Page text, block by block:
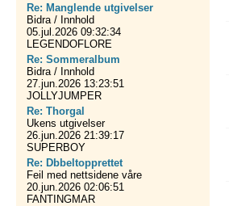
Re: Manglende utgivelser
Bidra / Innhold
05.jul.2026 09:32:34
LEGENDOFLORE
Re: Sommeralbum
Bidra / Innhold
27.jun.2026 13:23:51
JOLLYJUMPER
Re: Thorgal
Ukens utgivelser
26.jun.2026 21:39:17
SUPERBOY
Re: Dbbeltopprettet
Feil med nettsidene våre
20.jun.2026 02:06:51
FANTINGMAR